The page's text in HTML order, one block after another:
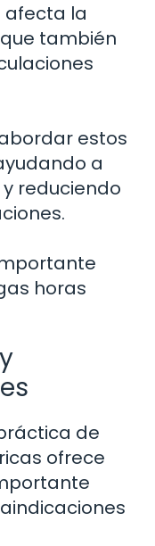
afecta la
también
estos
a
reduciendo
horas
de
ofrece